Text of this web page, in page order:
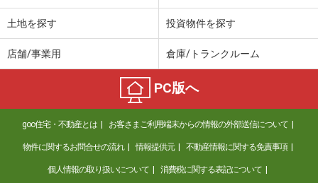
土地を探す 投資物件を探す
店舗/事業用 倉庫/トランクルーム
PC版へ
goo住宅・不動産とは お客さまご利用端末からの情報の外部送信について
物件に関するお問合せの流れ 情報提供元 不動産情報に関する免責事項
個人情報の取り扱いについて 消費税に関する表記について